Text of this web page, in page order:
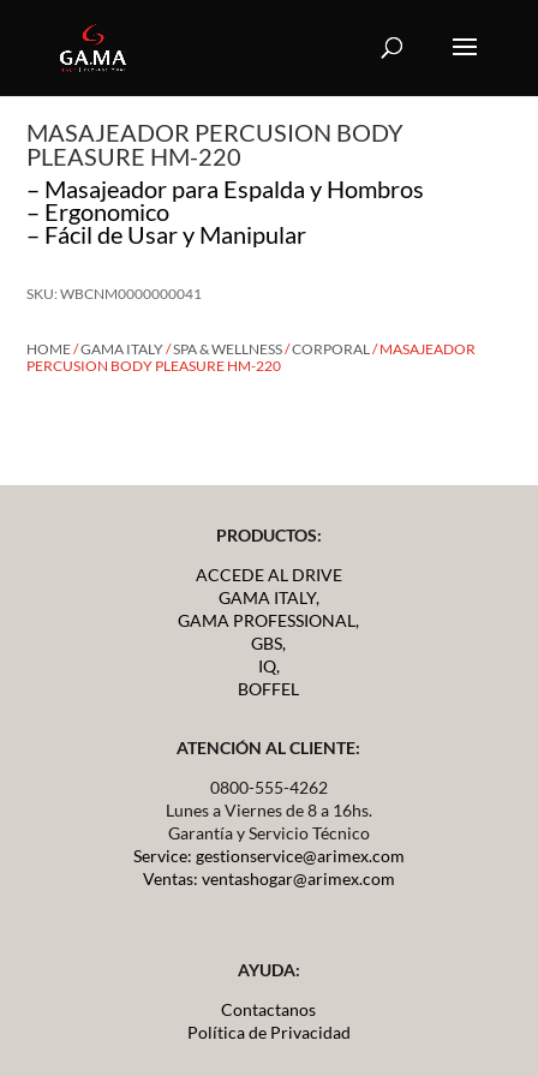
MASAJEADOR PERCUSION BODY
PLEASURE HM-220
– Masajeador para Espalda y Hombros
– Ergonomico
– Fácil de Usar y Manipular
SKU: WBCNM0000000041
HOME/GAMA ITALY/SPA & WELLNESS/CORPORAL/ MASAJEADOR
PERCUSION BODY PLEASURE HM-220
PRODUCTOS:
ACCEDE AL DRIVE
GAMA ITALY,
GAMA PROFESSIONAL,
GBS,
IQ,
BOFFEL
ATENCIÓN AL CLIENTE:
0800-555-4262
Lunes a Viernes de 8 a 16hs.
Garantía y Servicio Técnico
Service: gestionservice@arimex.com
Ventas: ventashogar@arimex.com
AYUDA:
Contactanos
Política de Privacidad